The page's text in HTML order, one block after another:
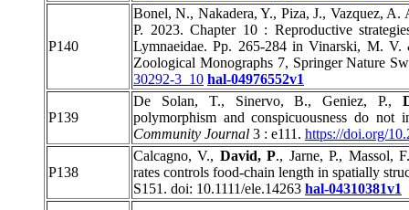
P140
Bonel, N., Nakadera, Y., Piza, J., Vazquez,
P. 2023. Chapter 10 : Reproductive
Lymnaeidae. Pp. 265-284 in Vinarski, M.
Zoological Monographs 7, Springer Nature
30292-3_10 hal-04976552v1
P139
De Solan, T., Sinervo, B., Geniez, P.,
polymorphism and conspicuousness do not
Community Journal 3 : e111. https://doi.org/
P138
Calcagno, V., David, P., Jarne, P., Massol,
rates controls food-chain length in spatially
S151. doi: 10.1111/ele.14263 hal-04310381v1